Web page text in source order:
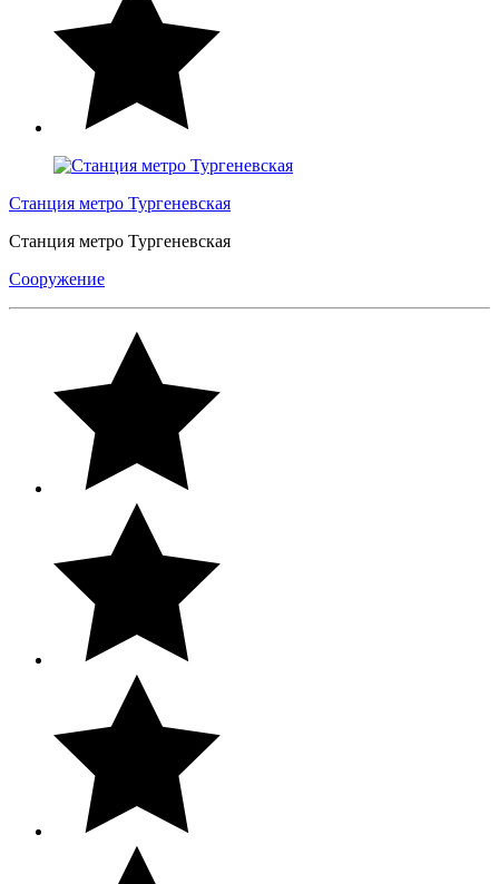
Станция метро Тургеневская
Станция метро Тургеневская
Сооружение